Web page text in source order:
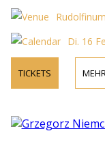
Rudolfinum
Di. 16
TICKETS